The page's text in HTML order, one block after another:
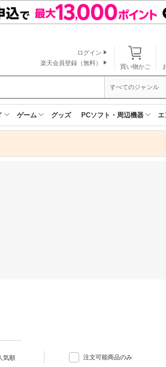
買い物かご
ログイン
楽天会員登録（無料）
すべてのジャンル
ゲーム グッズ PCソフト・周辺機器
気順 注文可能商品のみ